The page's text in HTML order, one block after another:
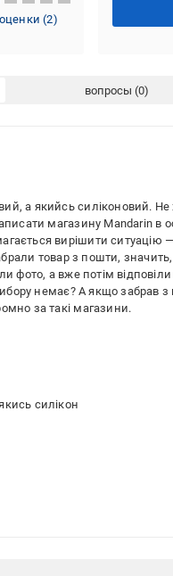
оценки(2)
вопросы
а якийсь силіконовий. Не
магазину Mandarin в
вирішити
товар з пошти, значить,
фото, а вже потім
немає? А якщо забрав
за такі магазини.
силікон